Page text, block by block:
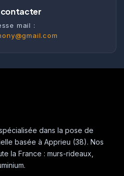
contacter
mail :
dans la pose de
basée à Apprieu (38). Nos
la France : murs-rideaux,